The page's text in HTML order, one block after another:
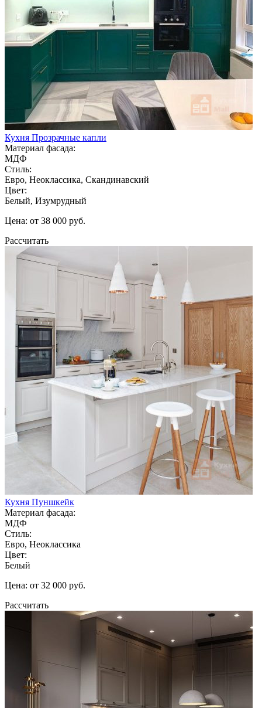
Кухня Прозрачные капли
Материал фасада:
МДФ
Стиль:
Евро, Неоклассика, Скандинавский
Цвет:
Белый, Изумрудный
Цена: от 38 000 руб.
Рассчитать
Кухня Пуншкейк
Материал фасада:
МДФ
Стиль:
Евро, Неоклассика
Цвет:
Белый
Цена: от 32 000 руб.
Рассчитать